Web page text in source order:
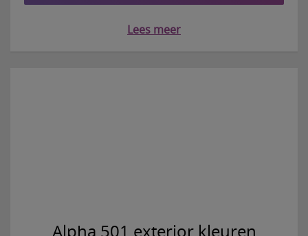
Lees meer
Alpha 501 exterior kleuren